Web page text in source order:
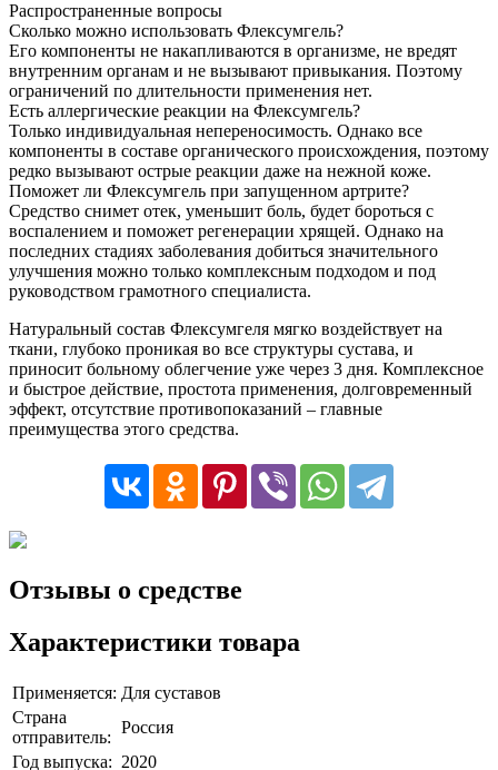
Распространенные вопросы
Сколько можно использовать Флексумгель?
Его компоненты не накапливаются в организме, не вредят
внутренним органам и не вызывают привыкания. Поэтому
ограничений по длительности применения нет.
Есть аллергические реакции на Флексумгель?
Только индивидуальная непереносимость. Однако все
компоненты в составе органического происхождения, поэтому
редко вызывают острые реакции даже на нежной коже.
Поможет ли Флексумгель при запущенном артрите?
Средство снимет отек, уменьшит боль, будет бороться с
воспалением и поможет регенерации хрящей. Однако на
последних стадиях заболевания добиться значительного
улучшения можно только комплексным подходом и под
руководством грамотного специалиста.
Натуральный состав Флексумгеля мягко воздействует на
ткани, глубоко проникая во все структуры сустава, и
приносит больному облегчение уже через 3 дня. Комплексное
и быстрое действие, простота применения, долговременный
эффект, отсутствие противопоказаний – главные
преимущества этого средства.
Отзывы о средстве
Характеристики товара
Применяется: Для суставов
Страна
отправитель:
Россия
Год выпуска: 2020